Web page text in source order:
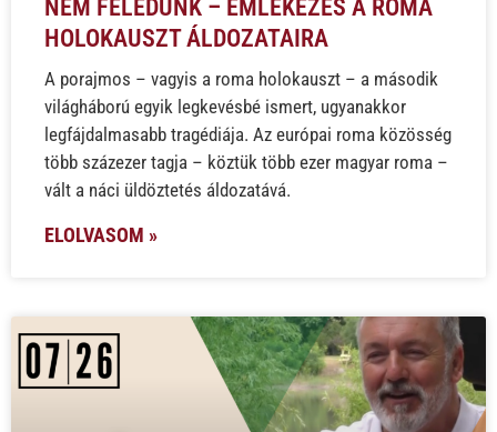
NEM FELEDÜNK – EMLÉKEZÉS A ROMA
HOLOKAUSZT ÁLDOZATAIRA
A porajmos – vagyis a roma holokauszt – a második
világháború egyik legkevésbé ismert, ugyanakkor
legfájdalmasabb tragédiája. Az európai roma közösség
több százezer tagja – köztük több ezer magyar roma –
vált a náci üldöztetés áldozatává.
ELOLVASOM »